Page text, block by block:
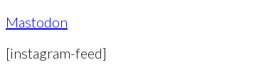
Mastodon
[instagram-feed]